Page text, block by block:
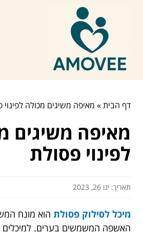
דף הבית» מאיפה משיגים מכולה לפינוי
מאיפה משיגים
לפינוי פסולת
תאריך: ינו 26, 2023
מיכל לסילוק פסולת הוא מונח
האשפה המשמשים בערים. למיכלים